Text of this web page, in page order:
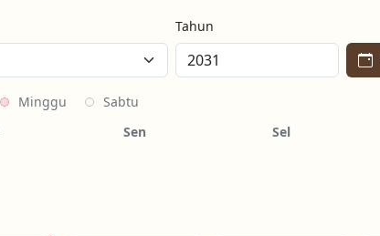
Tahun
Minggu
Sabtu
Sen Sel